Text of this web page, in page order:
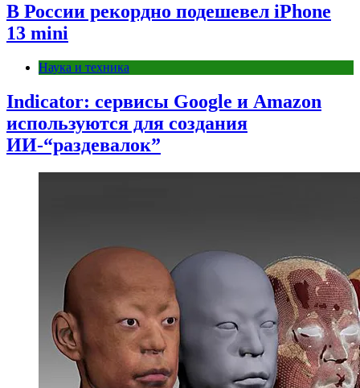
В России рекордно подешевел iPhone
13 mini
Наука и техника
Indicator: сервисы Google и Amazon
используются для создания
ИИ-“раздевалок”